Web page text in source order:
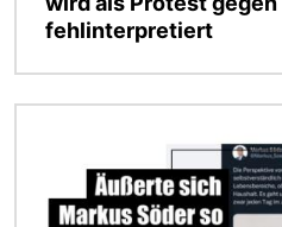
fehlinterpretiert